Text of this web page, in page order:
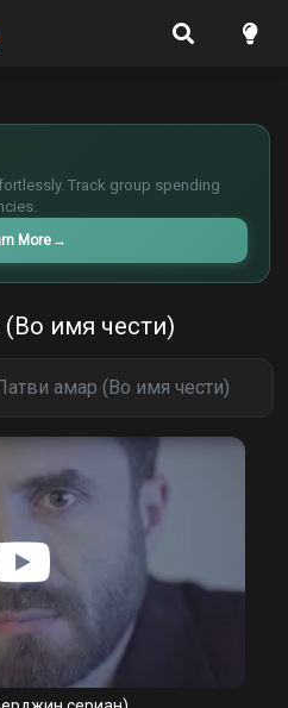
Track group spending
More →
имя чести)
амар (Во имя чести)